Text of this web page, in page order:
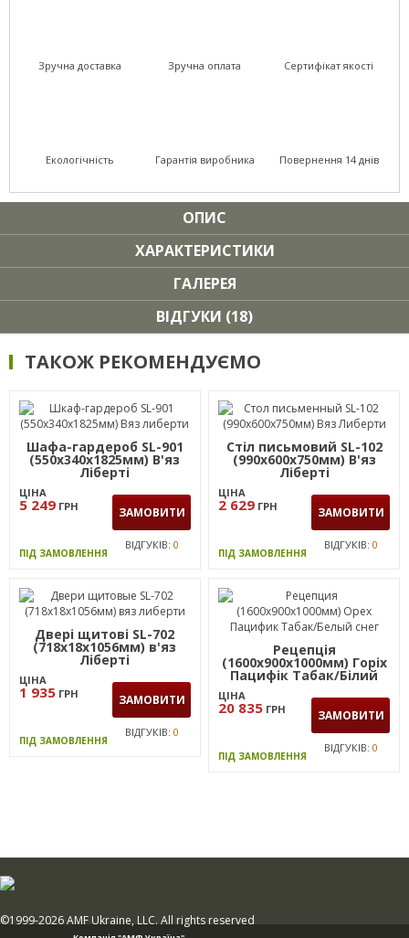
Зручна доставка Зручна оплата Сертифікат якості
Екологічність Гарантія виробника Повернення 14 днів
ОПИС
ХАРАКТЕРИСТИКИ
ГАЛЕРЕЯ
ВІДГУКИ (18)
ТАКОЖ РЕКОМЕНДУЄМО
Шафа-гардероб SL-901
(550х340х1825мм) В'яз
Ліберті
ЦІНА
5 249 ГРН ЗАМОВИТИ
ПІД ЗАМОВЛЕННЯ
ВІДГУКІВ: 0
Стіл письмовий SL-102
(990х600х750мм) В'яз
Ліберті
ЦІНА
2 629 ГРН ЗАМОВИТИ
ПІД ЗАМОВЛЕННЯ
ВІДГУКІВ: 0
Двері щитові SL-702
(718х18х1056мм) в'яз
Ліберті
ЦІНА
1 935 ГРН ЗАМОВИТИ
ПІД ЗАМОВЛЕННЯ
ВІДГУКІВ: 0
Рецепція
(1600х900х1000мм) Горіх
Пацифік Табак/Білий
ЦІНА
20 835 ГРН ЗАМОВИТИ
ПІД ЗАМОВЛЕННЯ
ВІДГУКІВ: 0
©1999-2026 AMF Ukraine, LLC. All rights reserved